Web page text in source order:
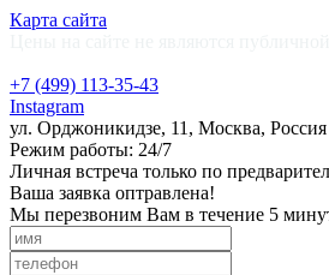
Карта сайта
+7 (499) 113-35-43
Instagram
ул. Орджоникидзе, 11, Москва, Россия
Режим работы: 24/7
Личная встреча только по
Ваша заявка оптравлена!
Мы перезвоним Вам в течение 5